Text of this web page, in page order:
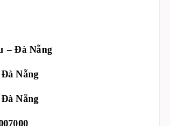
– Đà Nẵng
Nẵng
Nẵng